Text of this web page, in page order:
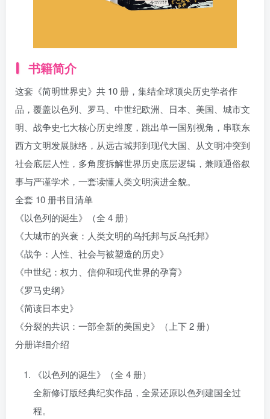
书籍简介
这套《简明世界史》共 10 册，集结全球顶尖历史学者作
品，覆盖以色列、罗马、中世纪欧洲、日本、美国、城市文
明、战争史七大核心历史维度，跳出单一国别视角，串联东
西方文明发展脉络，从远古城邦到现代大国、从文明冲突到
社会底层人性，多角度拆解世界历史底层逻辑，兼顾通俗叙
事与严谨学术，一套读懂人类文明演进全貌。
全套 10 册书目清单
《以色列的诞生》（全 4 册）
《大城市的兴衰：人类文明的乌托邦与反乌托邦》
《战争：人性、社会与被塑造的历史》
《中世纪：权力、信仰和现代世界的孕育》
《罗马史纲》
《简读日本史》
《分裂的共识：一部全新的美国史》（上下 2 册）
分册详细介绍
《以色列的诞生》（全 4 册）
全新修订版经典纪实作品，全景还原以色列建国全过
程。